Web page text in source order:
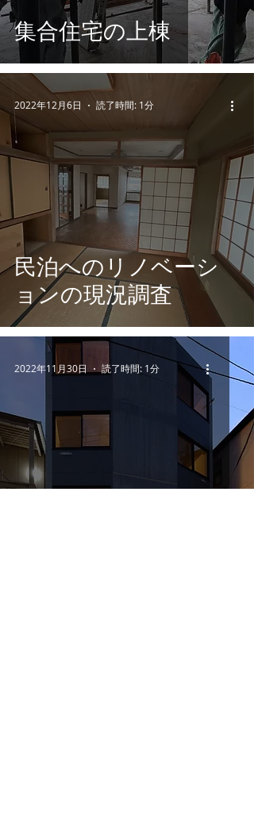
集合住宅の上棟
民泊へのリノベーシ
ョンの現況調査
2022年12月6日 読了時間: 1分
2022年11月30日 読了時間: 1分